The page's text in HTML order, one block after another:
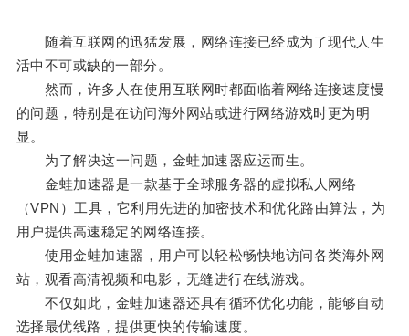
随着互联网的迅猛发展，网络连接已经成为了现代人生
活中不可或缺的一部分。
然而，许多人在使用互联网时都面临着网络连接速度慢
的问题，特别是在访问海外网站或进行网络游戏时更为明
显。
为了解决这一问题，金蛙加速器应运而生。
金蛙加速器是一款基于全球服务器的虚拟私人网络
（VPN）工具，它利用先进的加密技术和优化路由算法，为
用户提供高速稳定的网络连接。
使用金蛙加速器，用户可以轻松畅快地访问各类海外网
站，观看高清视频和电影，无缝进行在线游戏。
不仅如此，金蛙加速器还具有循环优化功能，能够自动
选择最优线路，提供更快的传输速度。